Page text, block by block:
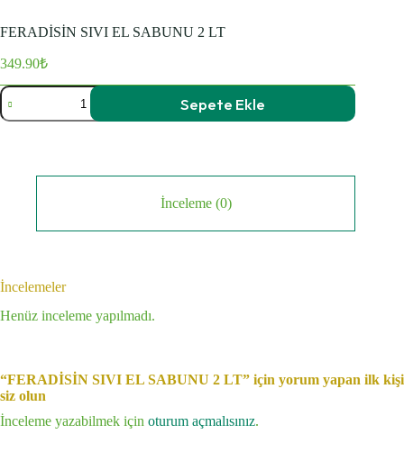
FERADİSİN SIVI EL SABUNU 2 LT
349.90₺
FERADİSİN
SIVI
EL
Sepete Ekle
İnceleme (0)
İncelemeler
Henüz inceleme yapılmadı.
“FERADİSİN SIVI EL SABUNU 2 LT” için yorum yapan ilk kişi
siz olun
İnceleme yazabilmek için oturum açmalısınız.